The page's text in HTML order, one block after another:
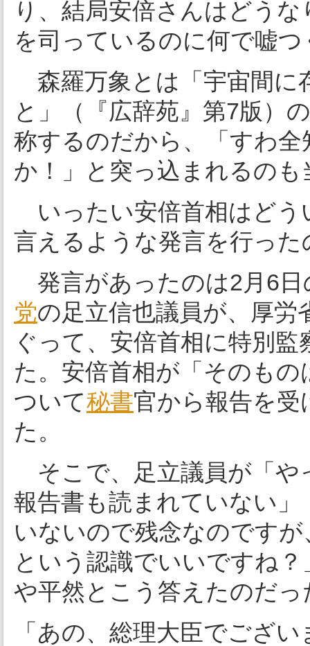
り、結局安倍さんはどう
を司っているのに何で嘘つ
森羅万象とは「宇宙間に
と」（『広辞苑』第7版）
称するのだから、「すわ
か！」と突っ込まれるのも
いったい安倍首相はどう
言えるような発言を行っ
発言があったのは2月6日
党の足立信也議員が、厚労
ぐって、安倍首相に特別
た。安倍首相が「そのも
ついて秘書官から報告を
た。
そこで、足立議員が「や
報告書も読まれていない
いないので残念なのです
という認識でいいですね
や平然とこう答えたのだっ
「あの、総理大臣でござ